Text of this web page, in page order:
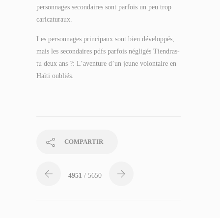
personnages secondaires sont parfois un peu trop
caricaturaux.
Les personnages principaux sont bien développés,
mais les secondaires pdfs parfois négligés Tiendras-
tu deux ans ?: L’aventure d’un jeune volontaire en
Haïti oubliés.
COMPARTIR
4951 / 5650